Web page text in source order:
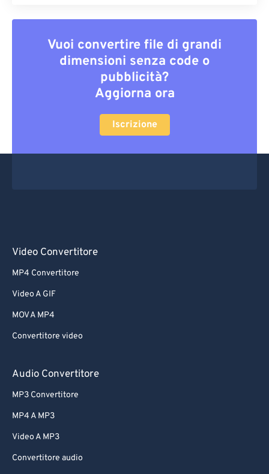
Vuoi convertire file di grandi
dimensioni senza code o
pubblicità?
Aggiorna ora
Iscrizione
Video Convertitore
MP4 Convertitore
Video A GIF
MOV A MP4
Convertitore video
Audio Convertitore
MP3 Convertitore
MP4 A MP3
Video A MP3
Convertitore audio